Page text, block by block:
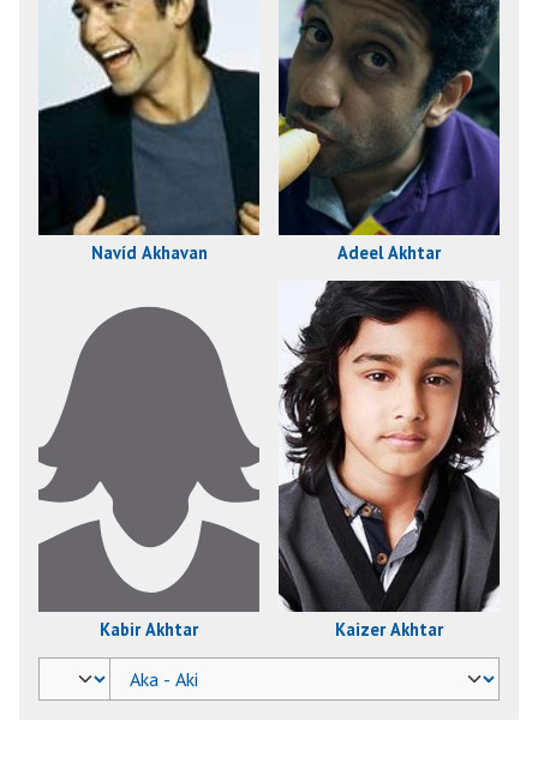
Navíd Akhavan Adeel Akhtar
Kabir Akhtar Kaizer Akhtar